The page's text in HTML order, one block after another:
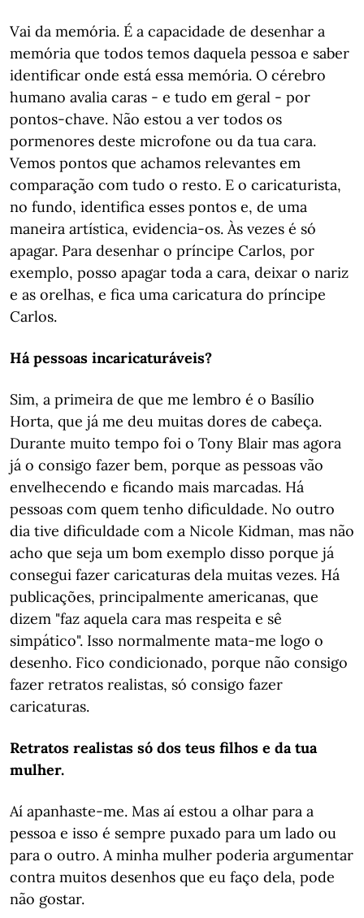
Vai da memória. É a capacidade de desenhar a
memória que todos temos daquela pessoa e saber
identificar onde está essa memória. O cérebro
humano avalia caras - e tudo em geral - por
pontos-chave. Não estou a ver todos os
pormenores deste microfone ou da tua cara.
Vemos pontos que achamos relevantes em
comparação com tudo o resto. E o caricaturista,
no fundo, identifica esses pontos e, de uma
maneira artística, evidencia-os. Às vezes é só
apagar. Para desenhar o príncipe Carlos, por
exemplo, posso apagar toda a cara, deixar o nariz
e as orelhas, e fica uma caricatura do príncipe
Carlos.
Há pessoas incaricaturáveis?
Sim, a primeira de que me lembro é o Basílio
Horta, que já me deu muitas dores de cabeça.
Durante muito tempo foi o Tony Blair mas agora
já o consigo fazer bem, porque as pessoas vão
envelhecendo e ficando mais marcadas. Há
pessoas com quem tenho dificuldade. No outro
dia tive dificuldade com a Nicole Kidman, mas não
acho que seja um bom exemplo disso porque já
consegui fazer caricaturas dela muitas vezes. Há
publicações, principalmente americanas, que
dizem "faz aquela cara mas respeita e sê
simpático". Isso normalmente mata-me logo o
desenho. Fico condicionado, porque não consigo
fazer retratos realistas, só consigo fazer
caricaturas.
Retratos realistas só dos teus filhos e da tua
mulher.
Aí apanhaste-me. Mas aí estou a olhar para a
pessoa e isso é sempre puxado para um lado ou
para o outro. A minha mulher poderia argumentar
contra muitos desenhos que eu faço dela, pode
não gostar.